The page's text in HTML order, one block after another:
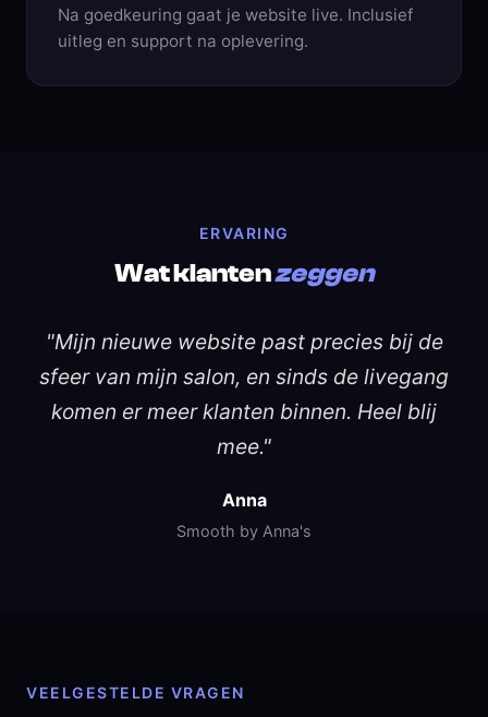
Na goedkeuring gaat je website live. Inclusief
uitleg en support na oplevering.
ERVARING
Wat klantenzeggen
"Mijn nieuwe website past precies bij de
sfeer van mijn salon, en sinds de livegang
komen er meer klanten binnen. Heel blij
mee."
Anna
Smooth by Anna's
VEELGESTELDE VRAGEN